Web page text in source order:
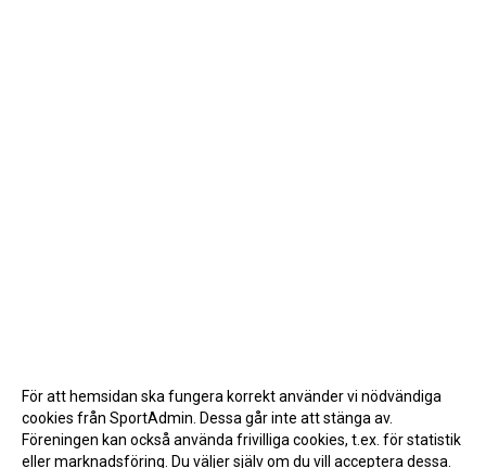
För att hemsidan ska fungera korrekt använder vi nödvändiga
cookies från SportAdmin. Dessa går inte att stänga av.
Föreningen kan också använda frivilliga cookies, t.ex. för statistik
eller marknadsföring. Du väljer själv om du vill acceptera dessa.